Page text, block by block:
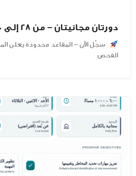
دورتان مجانيتان – من 28 إلى 30 يونيو 2026
سجّل الآن – المقاعد محدودة يعلن
الفحص